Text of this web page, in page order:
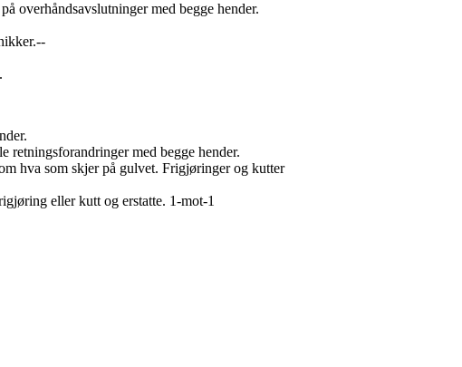
overhåndsavslutninger med begge hender.
retningsforandringer med begge hender.
hva som skjer på gulvet. Frigjøringer og kutter
eller kutt og erstatte. 1-mot-1